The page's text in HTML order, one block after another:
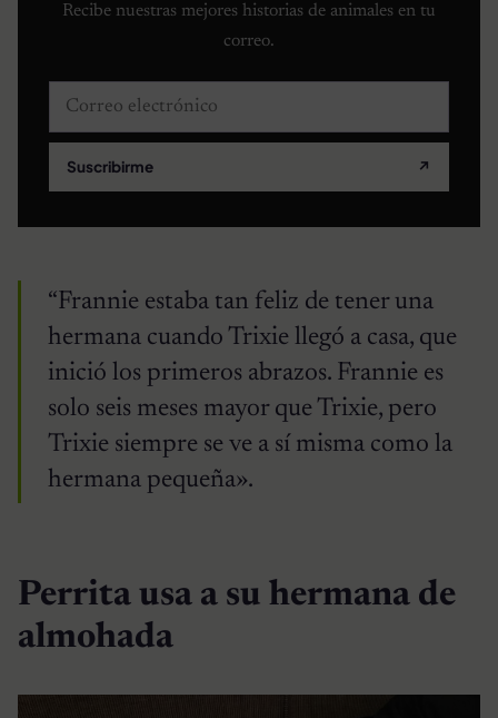
Recibe nuestras mejores historias de animales en tu
correo.
Correo electrónico
Suscribirme ↗
“Frannie estaba tan feliz de tener una
hermana cuando Trixie llegó a casa, que
inició los primeros abrazos. Frannie es
solo seis meses mayor que Trixie, pero
Trixie siempre se ve a sí misma como la
hermana pequeña».
Perrita usa a su hermana de
almohada